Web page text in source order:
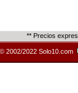
** Precios
© 2002/2022 Solo10.com